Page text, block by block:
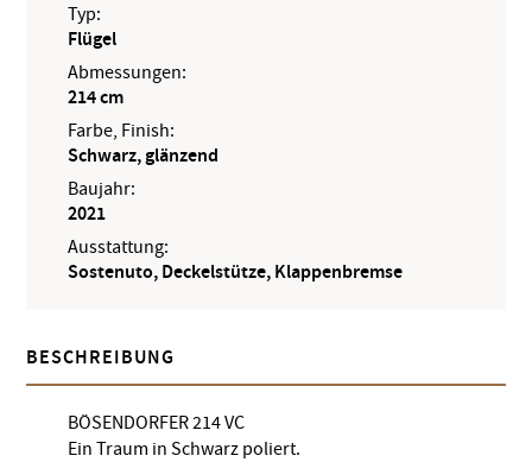
Typ:
Flügel
Abmessungen:
214 cm
Farbe, Finish:
Schwarz, glänzend
Baujahr:
2021
Ausstattung:
Sostenuto, Deckelstütze, Klappenbremse
BESCHREIBUNG
BÖSENDORFER 214 VC
Ein Traum in Schwarz poliert.